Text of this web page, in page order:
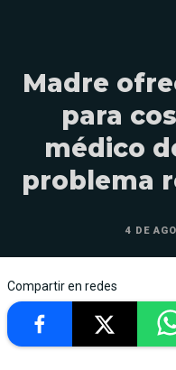
Madre
para
médico
problema
4 DE
Compartir en redes